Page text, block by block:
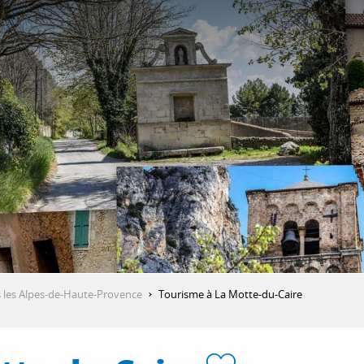
Alpes-de-Haute-Provence Tourisme à La Motte-du-Caire